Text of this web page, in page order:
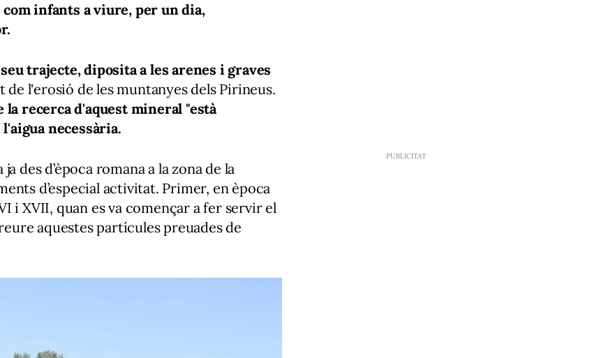
infants a viure, per un dia,
trajecte, diposita a les arenes i graves
de l'erosió de les muntanyes dels Pirineus.
la recerca d'aquest mineral "està
necessària.
des d’època romana a la zona de la
d’especial activitat. Primer, en època
i XVII, quan es va començar a fer servir el
aquestes partícules preuades de